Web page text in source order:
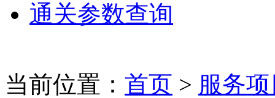
通关参数查询
当前位置： 首页 > 服务